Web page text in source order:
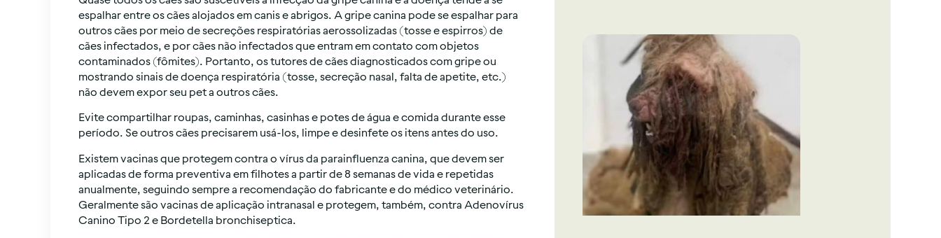
espalhar entre os cães alojados em canis e abrigos. A gripe canina pode se espalhar para
outros cães por meio de secreções respiratórias aerossolizadas (tosse e espirros) de
cães infectados, e por cães não infectados que entram em contato com objetos
contaminados (fômites). Portanto, os tutores de cães diagnosticados com gripe ou
mostrando sinais de doença respiratória (tosse, secreção nasal, falta de apetite, etc.)
não devem expor seu pet a outros cães.
Evite compartilhar roupas, caminhas, casinhas e potes de água e comida durante esse
período. Se outros cães precisarem usá-los, limpe e desinfete os itens antes do uso.
Existem vacinas que protegem contra o vírus da parainfluenza canina, que devem ser
aplicadas de forma preventiva em filhotes a partir de 8 semanas de vida e repetidas
anualmente, seguindo sempre a recomendação do fabricante e do médico veterinário.
Geralmente são vacinas de aplicação intranasal e protegem, também, contra Adenovírus
Canino Tipo 2 e Bordetella bronchiseptica.